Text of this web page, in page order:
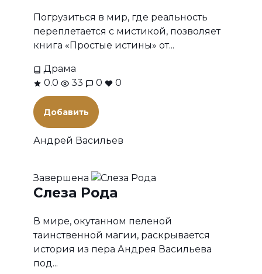
Погрузиться в мир, где реальность
переплетается с мистикой, позволяет
книга «Простые истины» от...
Драма
0.0
33 0 0
Добавить
Андрей Васильев
Завершена
Слеза Рода
В мире, окутанном пеленой
таинственной магии, раскрывается
история из пера Андрея Васильева
под...